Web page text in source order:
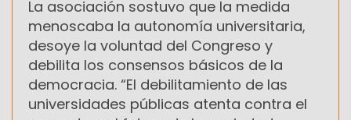
La asociación sostuvo que la medida
menoscaba la autonomía universitaria,
desoye la voluntad del Congreso y
debilita los consensos básicos de la
democracia. “El debilitamiento de las
universidades públicas atenta contra el